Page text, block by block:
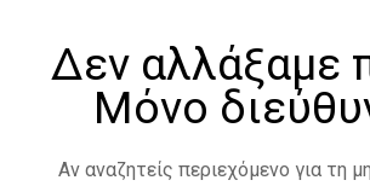
Δεν αλλάξαμε
Μόνο
Αν αναζητείς περιεχόμενο για τη